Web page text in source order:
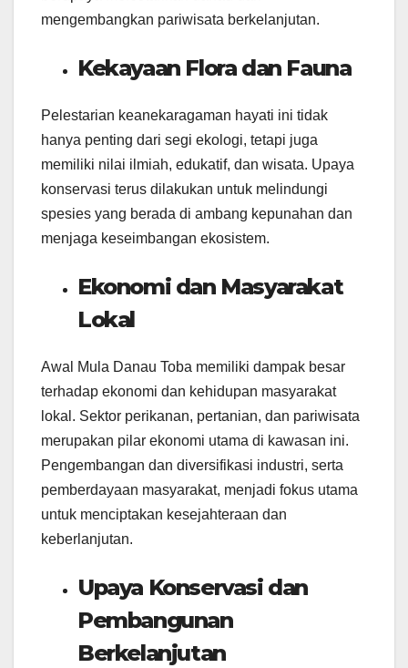
mengembangkan pariwisata berkelanjutan.
Kekayaan Flora dan Fauna
Pelestarian keanekaragaman hayati ini tidak
hanya penting dari segi ekologi, tetapi juga
memiliki nilai ilmiah, edukatif, dan wisata. Upaya
konservasi terus dilakukan untuk melindungi
spesies yang berada di ambang kepunahan dan
menjaga keseimbangan ekosistem.
Ekonomi dan Masyarakat
Lokal
Awal Mula Danau Toba memiliki dampak besar
terhadap ekonomi dan kehidupan masyarakat
lokal. Sektor perikanan, pertanian, dan pariwisata
merupakan pilar ekonomi utama di kawasan ini.
Pengembangan dan diversifikasi industri, serta
pemberdayaan masyarakat, menjadi fokus utama
untuk menciptakan kesejahteraan dan
keberlanjutan.
Upaya Konservasi dan
Pembangunan
Berkelanjutan